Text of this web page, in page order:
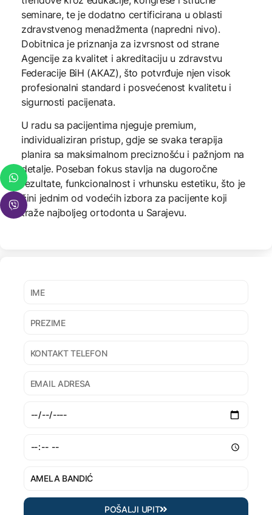
seminare, te je dodatno certificirana u oblasti
zdravstvenog menadžmenta (napredni nivo).
Dobitnica je priznanja za izvrsnost od strane
Agencije za kvalitet i akreditaciju u zdravstvu
Federacije BiH (AKAZ), što potvrđuje njen visok
profesionalni standard i posvećenost kvalitetu i
sigurnosti pacijenata.
U radu sa pacijentima njeguje premium,
individualiziran pristup, gdje se svaka terapija
planira sa maksimalnom preciznošću i pažnjom na
detalje. Poseban fokus stavlja na dugoročne
rezultate, funkcionalnost i vrhunsku estetiku, što je
čini jednim od vodećih izbora za pacijente koji
traže najboljeg ortodonta u Sarajevu.
POŠALJI UPIT